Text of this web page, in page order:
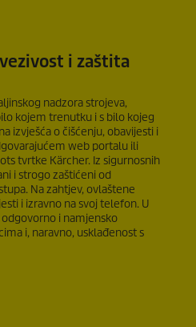
i zaštita
nadzora strojeva,
kojem trenutku i s bilo kojeg
izvješća o čišćenju, obavijesti i
web portalu ili
tvrtke Kärcher. Iz sigurnosnih
i strogo zaštićeni od
Na zahtjev, ovlaštene
i izravno na svoj telefon. U
i namjensko
i, naravno, usklađenost s